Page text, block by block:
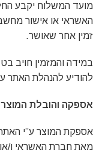
מועד המשלוח יקבע
האשראי או אישור
זמין אחר שאושר.
במידה והמזמין חויב
להודיע להנהלת האתר
אספקה והובלת
אספקת המוצר ע”י
מאת חברת האשראי ו/